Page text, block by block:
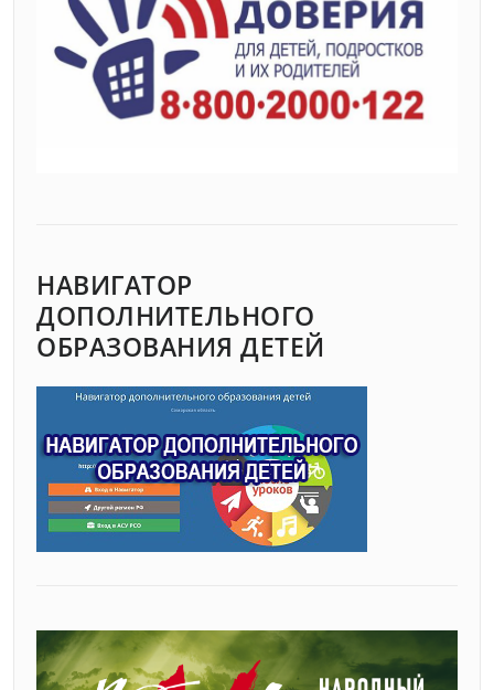
НАВИГАТОР
ДОПОЛНИТЕЛЬНОГО
ОБРАЗОВАНИЯ ДЕТЕЙ